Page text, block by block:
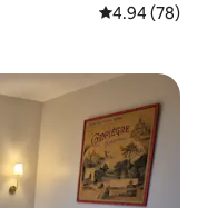
Calificación
4.94 (78)